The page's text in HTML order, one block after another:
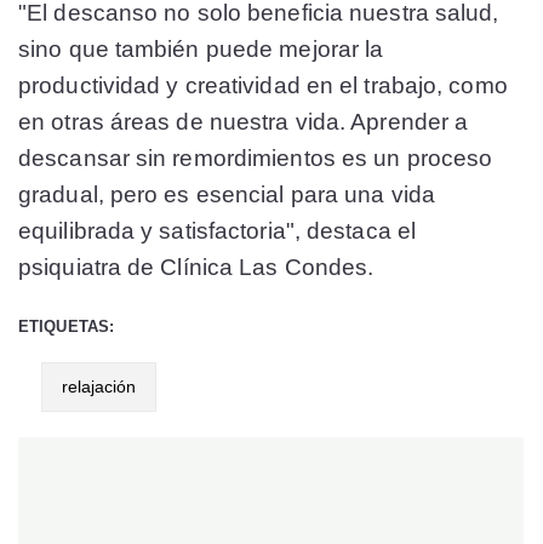
"El descanso no solo beneficia nuestra salud,
sino que también puede mejorar la
productividad y creatividad en el trabajo, como
en otras áreas de nuestra vida. Aprender a
descansar sin remordimientos es un proceso
gradual, pero es esencial para una vida
equilibrada y satisfactoria", destaca el
psiquiatra de Clínica Las Condes.
ETIQUETAS:
relajación